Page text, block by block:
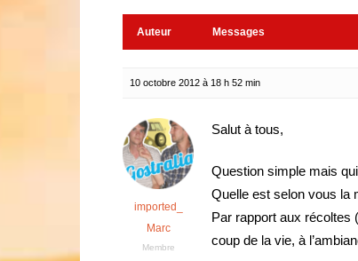
Auteur Messages
10 octobre 2012 à 18 h 52 min
imported_
Marc
Membre
Salut à tous,
Question simple mais
Quelle est selon vous la
Par rapport aux récoltes
coup de la vie, à